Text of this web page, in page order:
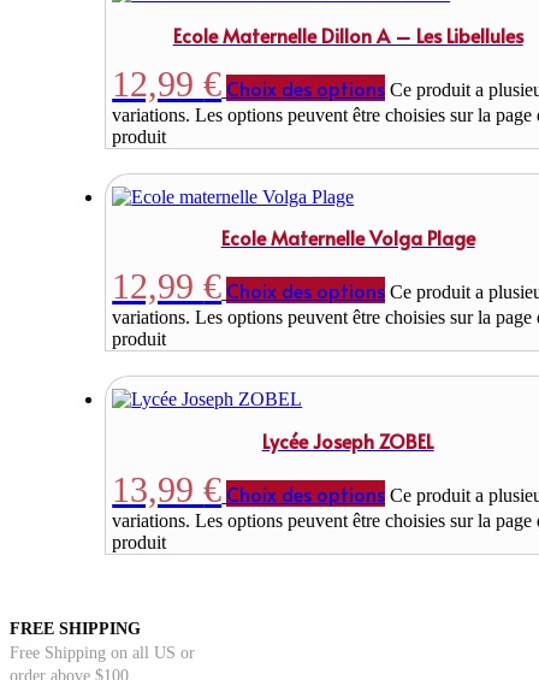
Ecole Maternelle Dillon A – Les Libellules
12,99€ Choix des options Ce produit a
variations. Les options peuvent être choisies sur la page
produit
Ecole Maternelle Volga Plage
12,99€ Choix des options Ce produit a
variations. Les options peuvent être choisies sur la page
produit
Lycée Joseph ZOBEL
13,99€ Choix des options Ce produit a
variations. Les options peuvent être choisies sur la page
produit
FREE SHIPPING
Free Shipping on all US or
order above $100